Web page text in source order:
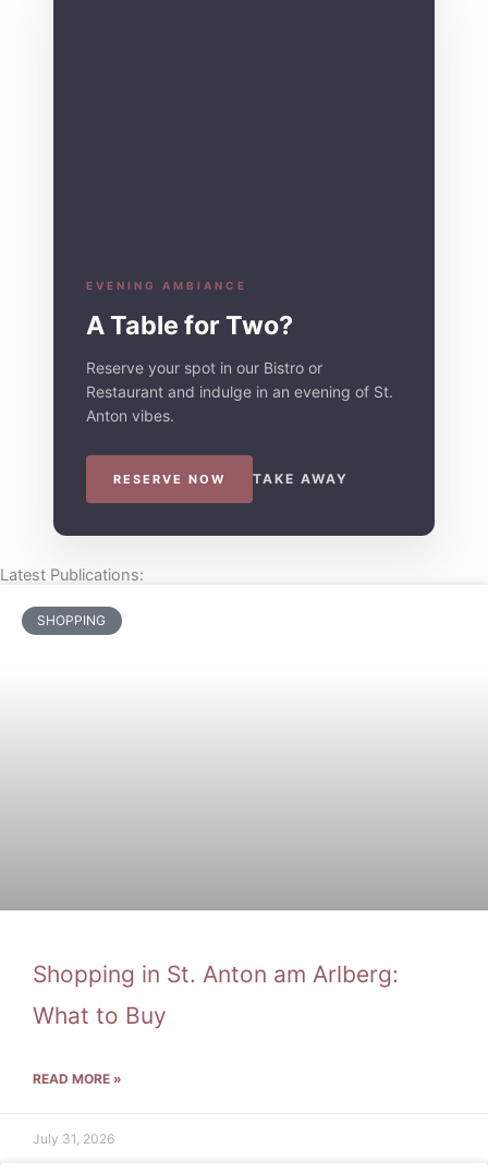
EVENING AMBIANCE
A Table for Two?
Reserve your spot in our Bistro or
Restaurant and indulge in an evening of St.
Anton vibes.
RESERVE NOW TAKE AWAY
Latest Publications:
SHOPPING
Shopping in St. Anton am Arlberg:
What to Buy
READ MORE »
July 31, 2026